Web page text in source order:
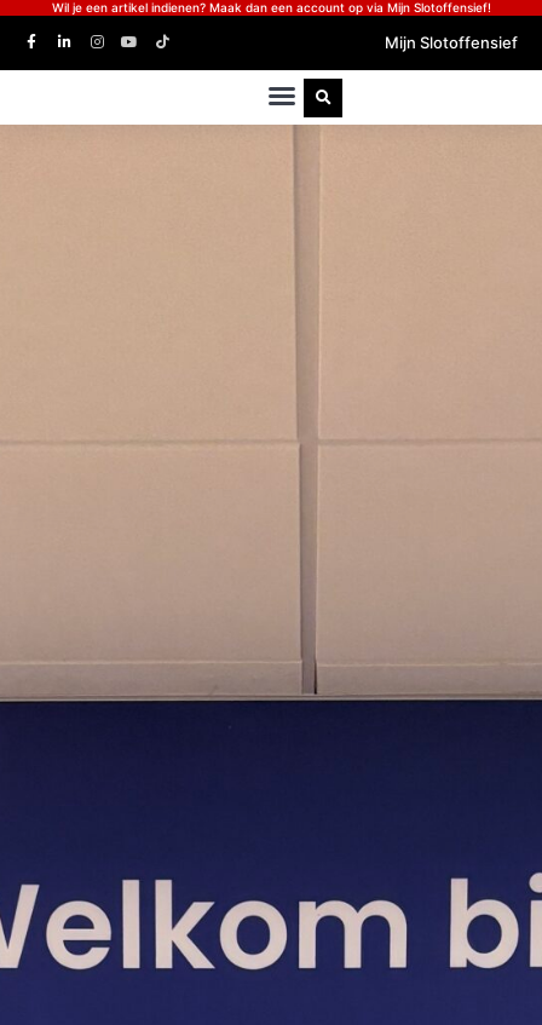
Wil je een artikel indienen? Maak dan een account op via Mijn Slotoffensief!
Mijn Slotoffensief